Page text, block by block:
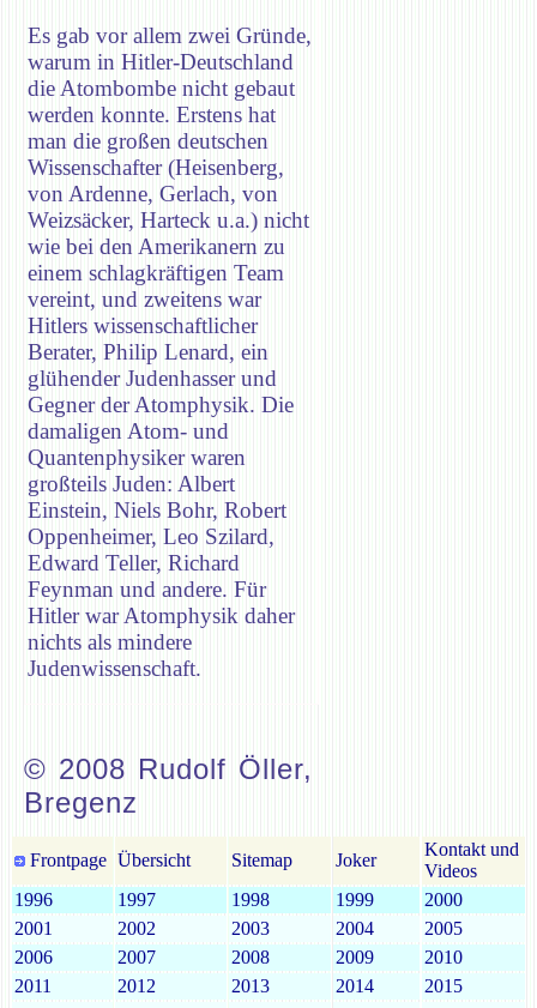
Es gab vor allem zwei Gründe,
warum in Hitler-Deutschland
die Atombombe nicht gebaut
werden konnte. Erstens hat
man die großen deutschen
Wissenschafter (Heisenberg,
von Ardenne, Gerlach, von
Weizsäcker, Harteck u.a.) nicht
wie bei den Amerikanern zu
einem schlagkräftigen Team
vereint, und zweitens war
Hitlers wissenschaftlicher
Berater, Philip Lenard, ein
glühender Judenhasser und
Gegner der Atomphysik. Die
damaligen Atom- und
Quantenphysiker waren
großteils Juden: Albert
Einstein, Niels Bohr, Robert
Oppenheimer, Leo Szilard,
Edward Teller, Richard
Feynman und andere. Für
Hitler war Atomphysik daher
nichts als mindere
Judenwissenschaft.
© 2008 Rudolf Öller,
Bregenz
Frontpage Übersicht Sitemap Joker
Kontakt und
Videos
1996
1997 1998 1999
2000
2001
2002 2003 2004
2005
2006
2007 2008 2009
2010
2011
2012 2013 2014
2015